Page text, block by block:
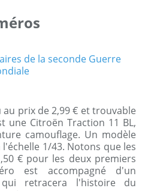
prix de 2,99 € et trouvable
une Citroën Traction 11 BL,
camouflage. Un modèle
1/43. Notons que les
€ pour les deux premiers
est accompagné d'un
retracera l'histoire du